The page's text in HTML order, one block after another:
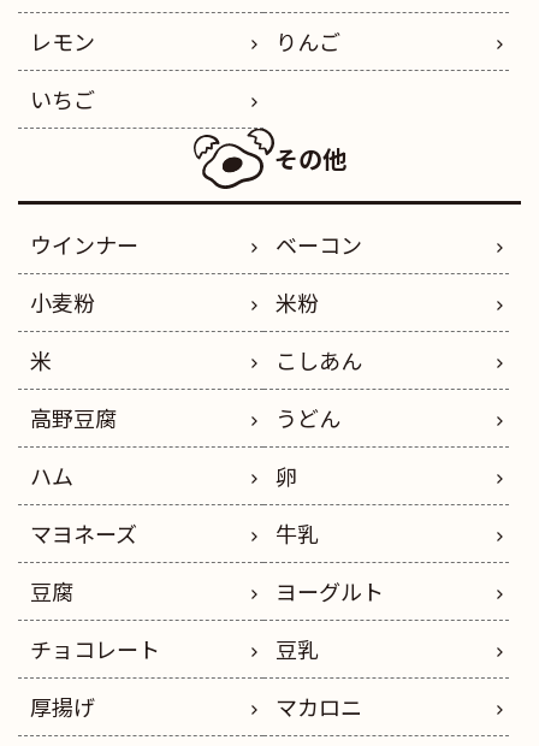
レモン
りんご
いちご
その他
ウインナー
ベーコン
小麦粉
米粉
米
こしあん
高野豆腐
うどん
ハム
卵
マヨネーズ
牛乳
豆腐
ヨーグルト
チョコレート
豆乳
厚揚げ
マカロニ